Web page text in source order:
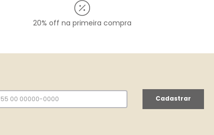
20% off na primeira compra
Cadastrar